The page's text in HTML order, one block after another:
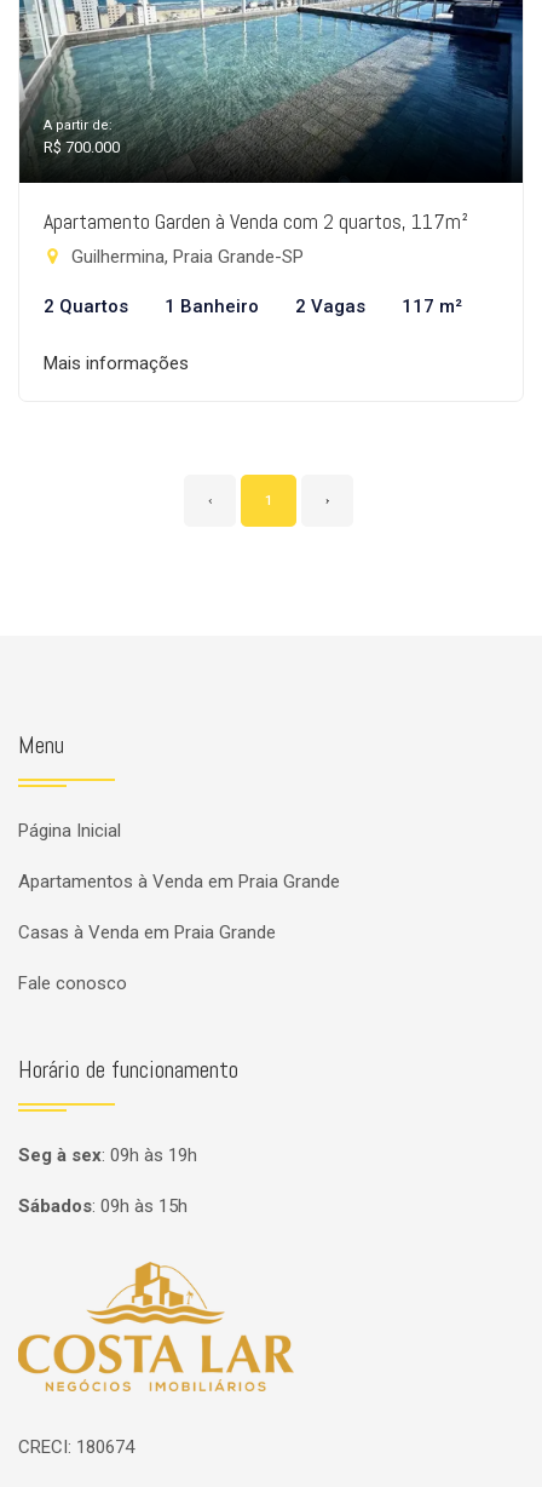
A partir de:
R$ 700.000
Apartamento Garden à Venda com 2 quartos, 117m²
Guilhermina, Praia Grande-SP
2 Quartos 1 Banheiro 2 Vagas 117 m²
Mais informações
‹ 1 ›
Menu
Página Inicial
Apartamentos à Venda em Praia Grande
Casas à Venda em Praia Grande
Fale conosco
Horário de funcionamento
Seg à sex: 09h às 19h
Sábados: 09h às 15h
Página inicial
CRECI: 180674